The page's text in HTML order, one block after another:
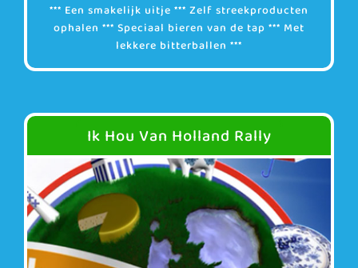
*** Een smakelijk uitje *** Zelf streekproducten
ophalen *** Speciaal bieren van de tap *** Met
lekkere bitterballen ***
Ik Hou Van Holland Rally